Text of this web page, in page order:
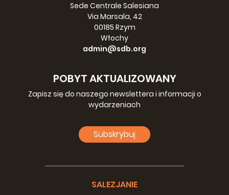
Sede Centrale Salesiana
Via Marsala, 42
00185 Rzym
Włochy
admin@sdb.org
POBYT AKTUALIZOWANY
Zapisz się do naszego newslettera i informacji o
wydarzeniach
Subskrybuj
SALEZJANIE